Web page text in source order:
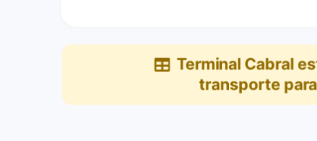
Terminal Cabral
transporte